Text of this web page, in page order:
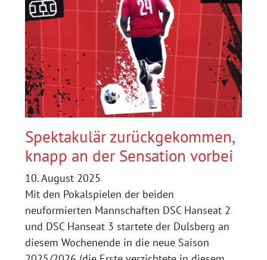
JERSEY
HANSEAT
Spektakulär zurückgekommen,
knapp an der Sensation vorbei
10. August 2025
Mit den Pokalspielen der beiden
neuformierten Mannschaften DSC Hanseat 2
und DSC Hanseat 3 startete der Dulsberg an
diesem Wochenende in die neue Saison